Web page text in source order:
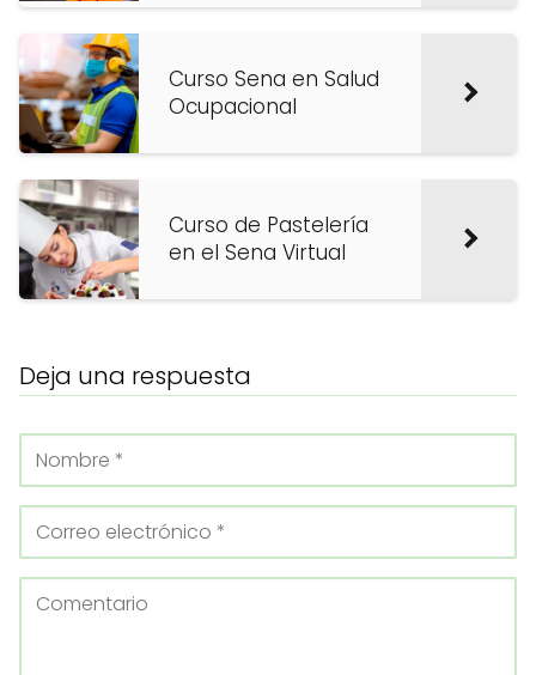
Curso Sena en Salud
Ocupacional
Curso de Pastelería
en el Sena Virtual
Deja una respuesta